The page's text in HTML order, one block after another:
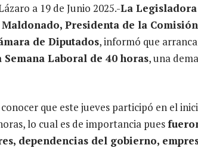
a 19 de Junio 2025.-La
Presidenta de la
de Diputados, informó que
Laboral de 40 horas, una
que este jueves participó en el
lo cual es de importancia pues
dependencias del gobierno,